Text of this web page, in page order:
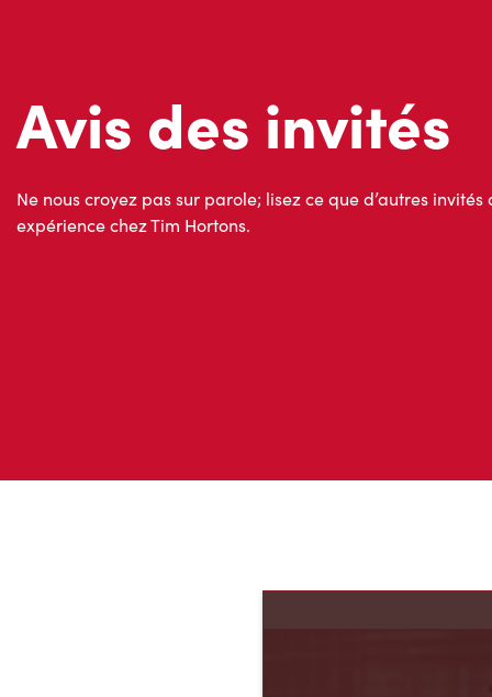
Avis des invités
Ne nous croyez pas sur parole; lisez ce que d’autres
expérience chez Tim Hortons.